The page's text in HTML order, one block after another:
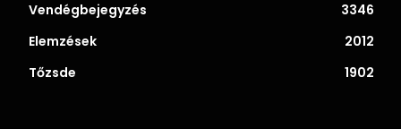
Vendégbejegyzés
3346
Elemzések
2012
Tőzsde
1902